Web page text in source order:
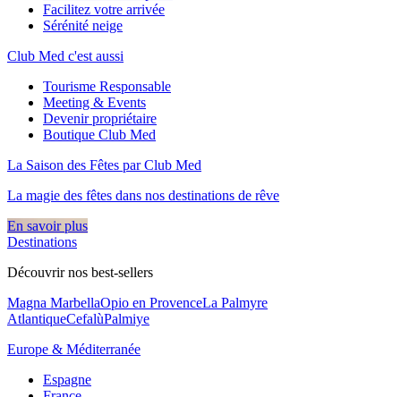
Facilitez votre arrivée
Sérénité neige
Club Med c'est aussi
Tourisme Responsable
Meeting & Events
Devenir propriétaire
Boutique Club Med
La Saison des Fêtes par Club Med
La magie des fêtes dans nos destinations de rêve​
En savoir plus
Destinations
Découvrir nos best-sellers
Magna MarbellaOpio en ProvenceLa Palmyre
AtlantiqueCefalùPalmiye
Europe & Méditerranée
Espagne